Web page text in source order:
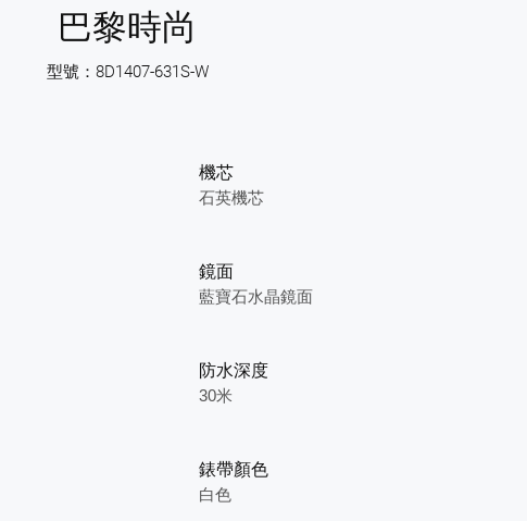
巴黎時尚
型號：8D1407-631S-W
機芯
石英機芯
鏡面
藍寶石水晶鏡面
防水深度
30米
錶帶顏色
白色